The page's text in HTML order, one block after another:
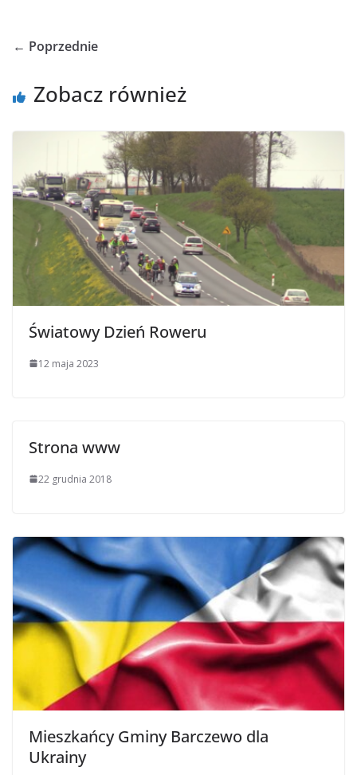
← Poprzednie
Zobacz również
Światowy Dzień Roweru
12 maja 2023
Strona www
22 grudnia 2018
Mieszkańcy Gminy Barczewo dla
Ukrainy